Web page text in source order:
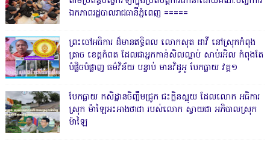
ឯកភាពរដ្ឋបាលរាជធានីភ្នំពេញ ‎=====
ព្រះចៅអធិការ ដ៏មានឥទ្ធិពល លោកសុត ដាវី នៅស្រុកកំពុង
ត្រាច ខេត្តកំពត ដែលជាអ្នកកាន់សិលល្អាប់ សាប់រអិល កំពុងតែ
បំផ្លិចបំផ្លាញ ធម៌វិន័យ បន្ទាប់ មានវិដូអូ បែកធ្លាយ វគ្គ១
បែកធ្លាយ កសិដ្ឋានចិញ្ចឹមជ្រូក ជះក្លិនស្អុយ ដែលលោក អធិការ
ស្រុក ម៉ាឡៃអះអាងថាជា របស់លោក ស្វាយជា អភិបាលស្រុក
ម៉ាឡៃ